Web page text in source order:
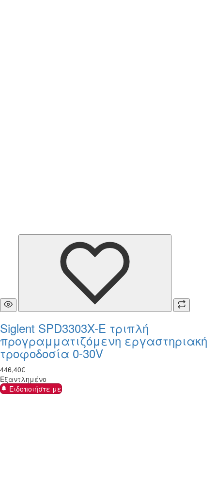
Siglent SPD3303X-E τριπλή
προγραμματιζόμενη εργαστηριακή
τροφοδοσία 0-30V
446,40€
Εξαντλημένο
Ειδοποιήστε με